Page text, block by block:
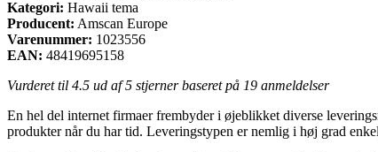
Kategori: Hawaii tema
Producent: Amscan Europe
Varenummer: 1023556
EAN: 48419695158
Vurderet til 4.5 ud af 5 stjerner baseret på 19 anmeldelser
En hel del internet firmaer frembyder i øjeblikket diverse
produkter når du har tid. Leveringstypen er nemlig i høj grad